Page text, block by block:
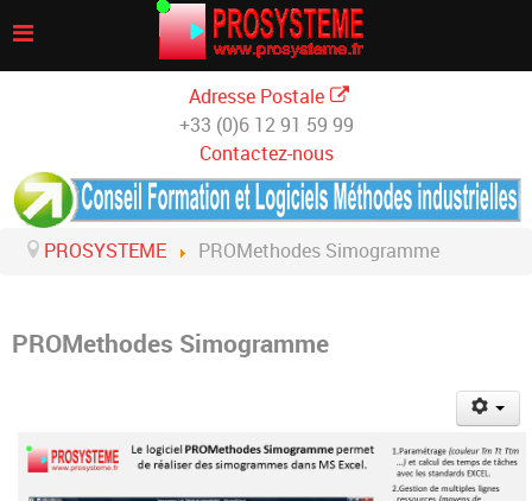
Adresse Postale
+33 (0)6 12 91 59 99
Contactez-nous
PROSYSTEME PROMethodes Simogramme
PROMethodes Simogramme